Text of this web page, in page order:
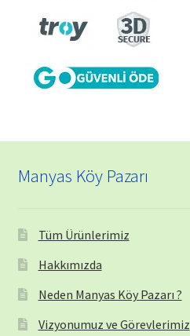
Manyas Köy Pazarı
Tüm Ürünlerimiz
Hakkımızda
Neden Manyas Köy Pazarı ?
Vizyonumuz ve Görevlerimiz